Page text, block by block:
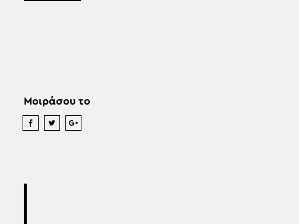
Μοιράσου το